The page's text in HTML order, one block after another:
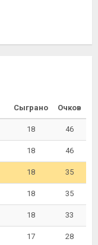
Сыграно Очков
18 46
18 46
18 35
18 35
18 33
17 28